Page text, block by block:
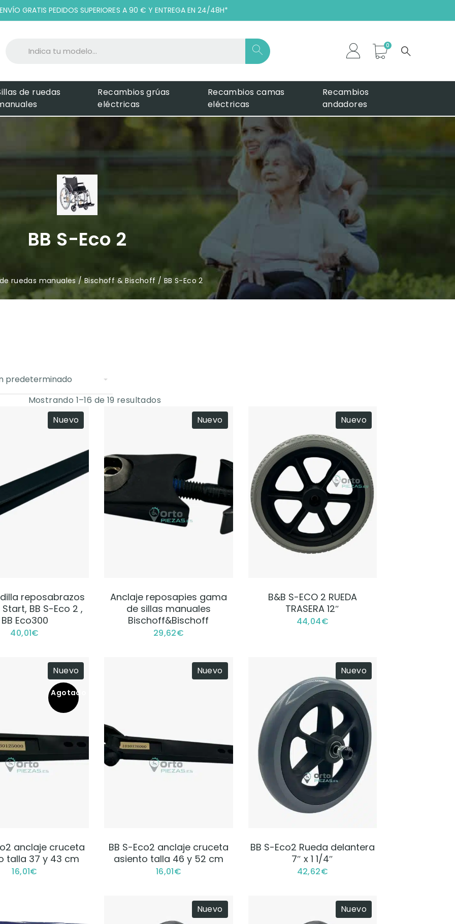
GRATIS PEDIDOS SUPERIORES A 90 € Y ENTREGA EN 24/48H*
de ruedas
Recambios grúas
eléctricas
Recambios camas
eléctricas
Recambios
andadores
BB S-Eco 2
ruedas manuales/Bischoff & Bischoff / BB S-Eco 2
Mostrando 1–16 de 19 resultados
Nuevo
VER PRODUCTO
reposabrazos
Start, BB S-Eco 2 ,
BB Eco300
40,01€
Nuevo
VER PRODUCTO
Anclaje reposapies gama
de sillas manuales
Bischoff&Bischoff
29,62€
Nuevo
VER PRODUCTO
B&B S-ECO 2 RUEDA
TRASERA 12″
44,04€
Agotado
Nuevo
VER PRODUCTO
anclaje cruceta
talla 37 y 43 cm
16,01€
Nuevo
VER PRODUCTO
BB S-Eco2 anclaje cruceta
asiento talla 46 y 52 cm
16,01€
Nuevo
VER PRODUCTO
BB S-Eco2 Rueda delantera
7″ x 1 1/4″
42,62€
Nuevo Nuevo